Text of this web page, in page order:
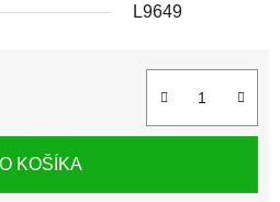
L9649
KOŠÍKA